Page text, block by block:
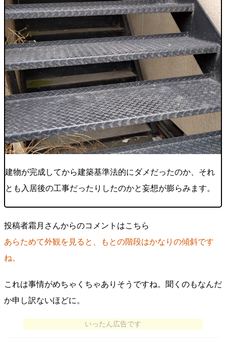
建物が完成してから建築基準法的にダメだったのか、それ
とも入居後の工事だったりしたのかと妄想が膨らみます。
投稿者霜月さんからのコメントはこちら
あらためて外観を見ると、もとの階段はかなりの傾斜です
ね。
これは事情がめちゃくちゃありそうですね。聞くのもなんだ
か申し訳ないほどに。
いったん広告です